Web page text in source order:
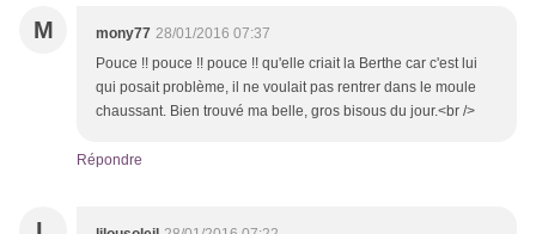
M mony77 28/01/2016 07:37
Pouce !! pouce !! pouce !! qu'elle criait la Berthe car c'est lui
qui posait problème, il ne voulait pas rentrer dans le moule
chaussant. Bien trouvé ma belle, gros bisous du jour.<br />
Répondre